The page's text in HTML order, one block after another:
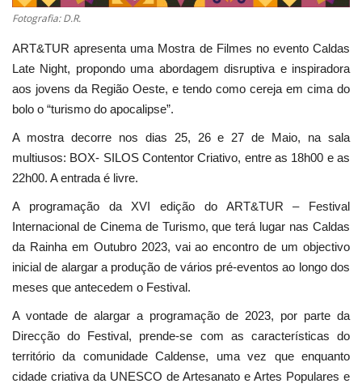
Fotografia: D.R.
ART&TUR apresenta uma Mostra de Filmes no evento Caldas
Late Night, propondo uma abordagem disruptiva e inspiradora
aos jovens da Região Oeste, e tendo como cereja em cima do
bolo o “turismo do apocalipse”.
A mostra decorre nos dias 25, 26 e 27 de Maio, na sala
multiusos: BOX- SILOS Contentor Criativo, entre as 18h00 e as
22h00. A entrada é livre.
A programação da XVI edição do ART&TUR – Festival
Internacional de Cinema de Turismo, que terá lugar nas Caldas
da Rainha em Outubro 2023, vai ao encontro de um objectivo
inicial de alargar a produção de vários pré-eventos ao longo dos
meses que antecedem o Festival.
A vontade de alargar a programação de 2023, por parte da
Direcção do Festival, prende-se com as características do
território da comunidade Caldense, uma vez que enquanto
cidade criativa da UNESCO de Artesanato e Artes Populares e